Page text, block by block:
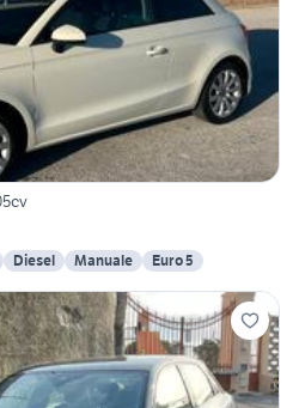
Diesel Manuale Euro 5